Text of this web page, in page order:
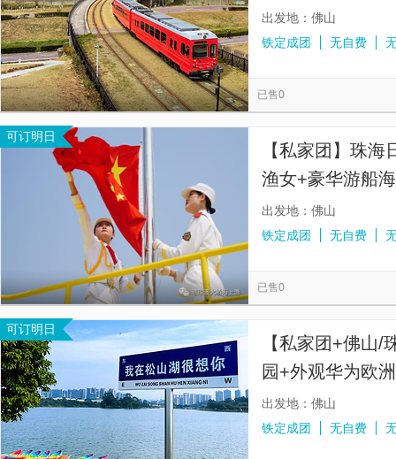
欧洲小镇1天游<
出发地：佛山
铁定成团
无自费
已售0
可订明日
【私家团】珠
渔女+豪华游船
山出发上门接送
出发地：佛山
铁定成团
无自费
已售0
可订明日
【私家团+佛山/
园+外观华为欧
天游<东莞2线
出发地：佛山
铁定成团
无自费